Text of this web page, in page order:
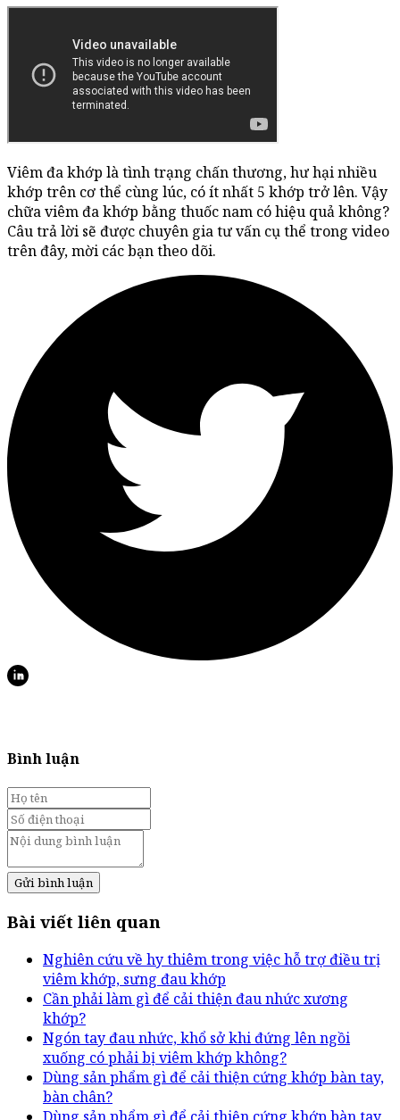
Viêm đa khớp là tình trạng chấn thương, hư hại nhiều
khớp trên cơ thể cùng lúc, có ít nhất 5 khớp trở lên. Vậy
chữa viêm đa khớp bằng thuốc nam có hiệu quả không?
Câu trả lời sẽ được chuyên gia tư vấn cụ thể trong video
trên đây, mời các bạn theo dõi.
Bình luận
Gửi bình luận
Bài viết liên quan
Nghiên cứu về hy thiêm trong việc hỗ trợ điều trị
viêm khớp, sưng đau khớp
Cần phải làm gì để cải thiện đau nhức xương
khớp?
Ngón tay đau nhức, khổ sở khi đứng lên ngồi
xuống có phải bị viêm khớp không?
Dùng sản phẩm gì để cải thiện cứng khớp bàn tay,
bàn chân?